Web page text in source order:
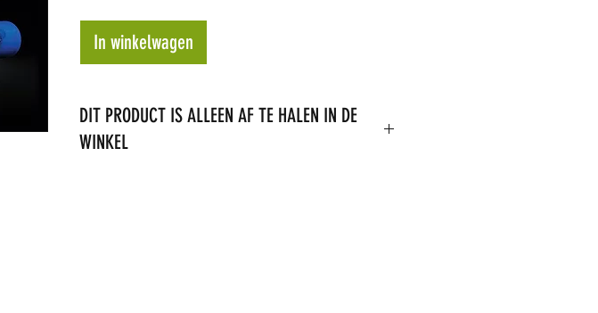
In winkelwagen
DIT PRODUCT IS ALLEEN AF TE HALEN IN DE
WINKEL